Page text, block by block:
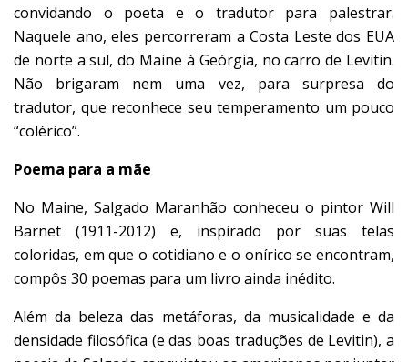
convidando o poeta e o tradutor para palestrar.
Naquele ano, eles percorreram a Costa Leste dos EUA
de norte a sul, do Maine à Geórgia, no carro de Levitin.
Não brigaram nem uma vez, para surpresa do
tradutor, que reconhece seu temperamento um pouco
“colérico”.
Poema para a mãe
No Maine, Salgado Maranhão conheceu o pintor Will
Barnet (1911-2012) e, inspirado por suas telas
coloridas, em que o cotidiano e o onírico se encontram,
compôs 30 poemas para um livro ainda inédito.
Além da beleza das metáforas, da musicalidade e da
densidade filosófica (e das boas traduções de Levitin), a